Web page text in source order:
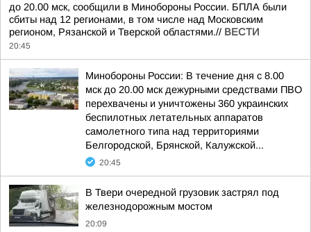
до 20.00 мск, сообщили в Минобороны России. БПЛА были
сбиты над 12 регионами, в том числе над Московским
регионом, Рязанской и Тверской областями.// ВЕСТИ
20:45
Минобороны России: В течение дня с 8.00
мск до 20.00 мск дежурными средствами ПВО
перехвачены и уничтожены 360 украинских
беспилотных летательных аппаратов
самолетного типа над территориями
Белгородской, Брянской, Калужской...
20:45
В Твери очередной грузовик застрял под
железнодорожным мостом
20:09